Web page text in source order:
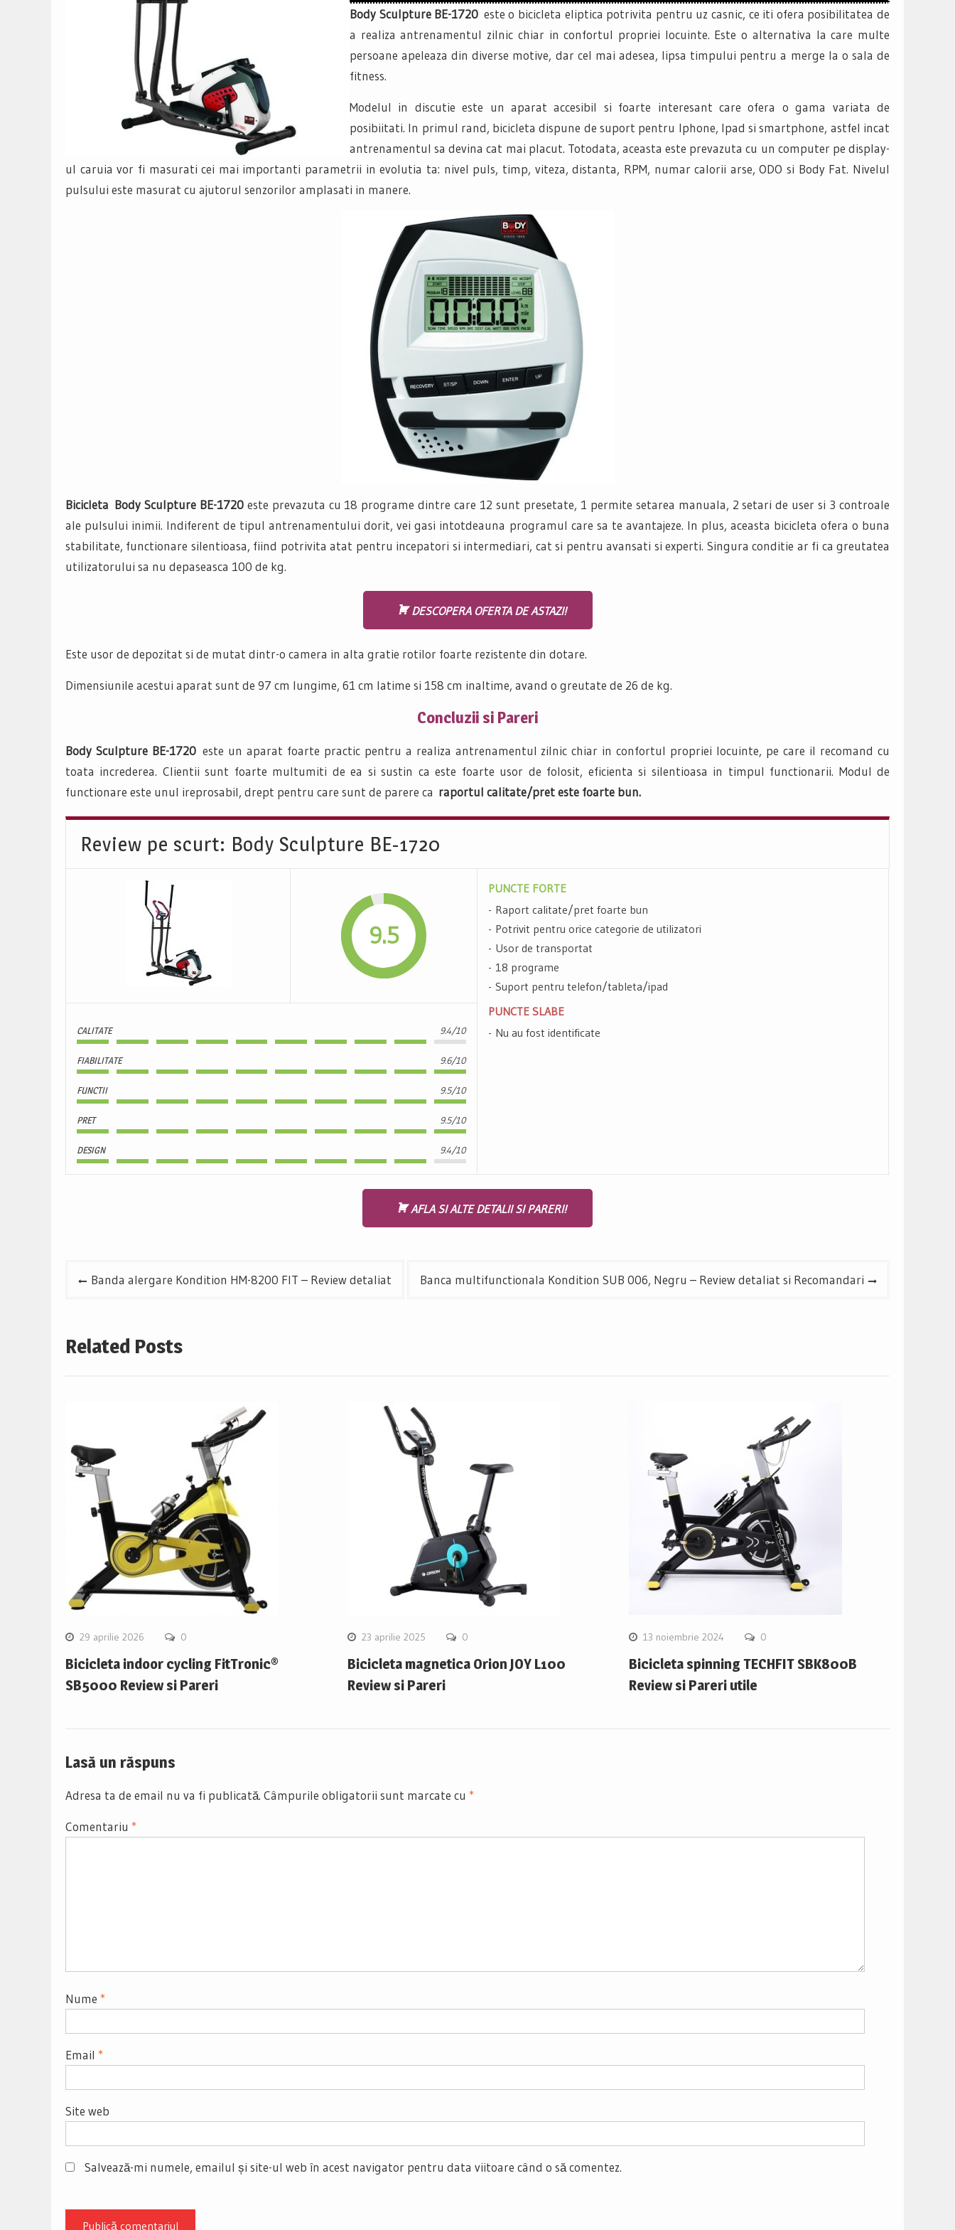
Body Sculpture BE-1720 este o bicicleta eliptica potrivita pentru uz casnic, ce iti ofera posibilitatea de
a realiza antrenamentul zilnic chiar in confortul propriei locuinte. Este o alternativa la care multe
persoane apeleaza din diverse motive, dar cel mai adesea, lipsa timpului pentru a merge la o sala de
fitness.
Modelul in discutie este un aparat accesibil si foarte interesant care ofera o gama variata de
posibiitati. In primul rand, bicicleta dispune de suport pentru Iphone, Ipad si smartphone, astfel incat
antrenamentul sa devina cat mai placut. Totodata, aceasta este prevazuta cu un computer pe display-
ul caruia vor fi masurati cei mai importanti parametrii in evolutia ta: nivel puls, timp, viteza, distanta, RPM, numar calorii arse, ODO si Body Fat. Nivelul
pulsului este masurat cu ajutorul senzorilor amplasati in manere.
Bicicleta Body Sculpture BE-1720este prevazuta cu 18 programe dintre care 12 sunt presetate, 1 permite setarea manuala, 2 setari de user si 3 controale
ale pulsului inimii. Indiferent de tipul antrenamentului dorit, vei gasi intotdeauna programul care sa te avantajeze. In plus, aceasta bicicleta ofera o buna
stabilitate, functionare silentioasa, fiind potrivita atat pentru incepatori si intermediari, cat si pentru avansati si experti. Singura conditie ar fi ca greutatea
utilizatorului sa nu depaseasca 100 de kg.
DESCOPERA OFERTA DE ASTAZI!
Este usor de depozitat si de mutat dintr-o camera in alta gratie rotilor foarte rezistente din dotare.
Dimensiunile acestui aparat sunt de 97 cm lungime, 61 cm latime si 158 cm inaltime, avand o greutate de 26 de kg.
Concluzii si Pareri
Body Sculpture BE-1720 este un aparat foarte practic pentru a realiza antrenamentul zilnic chiar in confortul propriei locuinte, pe care il recomand cu
toata increderea. Clientii sunt foarte multumiti de ea si sustin ca este foarte usor de folosit, eficienta si silentioasa in timpul functionarii. Modul de
functionare este unul ireprosabil, drept pentru care sunt de parere ca raportul calitate/pret este foarte bun.
Review pe scurt: Body Sculpture BE-1720
9.5
CALITATE 9.4/10
FIABILITATE 9.6/10
FUNCTII 9.5/10
PRET 9.5/10
DESIGN 9.4/10
PUNCTE FORTE
Raport calitate/pret foarte bun
Potrivit pentru orice categorie de utilizatori
Usor de transportat
18 programe
Suport pentru telefon/tableta/ipad
PUNCTE SLABE
Nu au fost identificate
AFLA SI ALTE DETALII SI PARERI!
Navigare
articole
Banda alergare Kondition HM-8200 FIT – Review detaliat Banca multifunctionala Kondition SUB 006, Negru – Review detaliat si Recomandari
Related Posts
29 aprilie 2026 0
Bicicleta indoor cycling FitTronic®
SB5000 Review si Pareri
23 aprilie 2025 0
Bicicleta magnetica Orion JOY L100
Review si Pareri
13 noiembrie 2024 0
Bicicleta spinning TECHFIT SBK800B
Review si Pareri utile
Lasă un răspuns
Adresa ta de email nu va fi publicată. Câmpurile obligatorii sunt marcate cu *
Comentariu *
Nume *
Email *
Site web
Salvează-mi numele, emailul și site-ul web în acest navigator pentru data viitoare când o să comentez.